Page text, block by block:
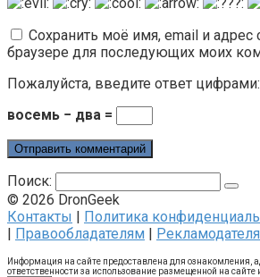
Сохранить моё имя, email и адрес
браузере для последующих моих
Пожалуйста, введите ответ цифрами:
восемь − два =
Поиск:
© 2026 DronGeek
Контакты | Политика
| Правообладателям |
Информация на сайте предоставлена для ознакомления,
ответственности за использование размещенной на